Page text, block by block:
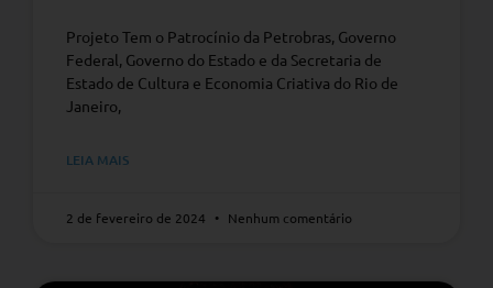
Projeto Tem o Patrocínio da Petrobras, Governo
Federal, Governo do Estado e da Secretaria de
Estado de Cultura e Economia Criativa do Rio de
Janeiro,
LEIA MAIS
2 de fevereiro de 2024 Nenhum comentário